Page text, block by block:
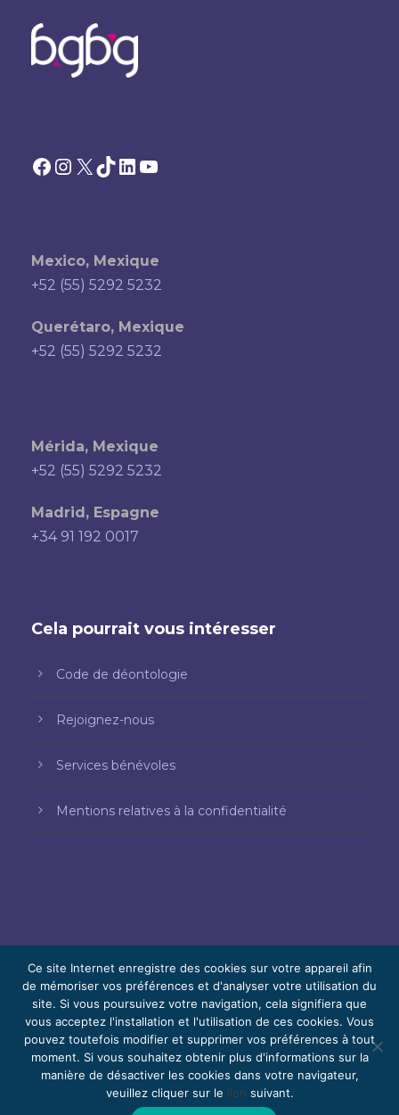
Facebook Instagram X TikTok LinkedIn YouTube
Mexico, Mexique
+52 (55) 5292 5232
Querétaro, Mexique
+52 (55) 5292 5232
Mérida, Mexique
+52 (55) 5292 5232
Madrid, Espagne
+34 91 192 0017
Cela pourrait vous intéresser
Code de déontologie
Rejoignez-nous
Services bénévoles
Mentions relatives à la confidentialité
© 2026 Bello, Gallardo, Bonequi et García,
S.C.
Contenu traduit automatiquement. La
précision peut varier selon la langue.
Bénévolat
Rejoignez-nous Webmail
Ce site Internet enregistre des cookies sur votre appareil afin
de mémoriser vos préférences et d'analyser votre utilisation du
site. Si vous poursuivez votre navigation, cela signifiera que
vous acceptez l'installation et l'utilisation de ces cookies. Vous
pouvez toutefois modifier et supprimer vos préférences à tout
moment. Si vous souhaitez obtenir plus d'informations sur la
manière de désactiver les cookies dans votre navigateur,
veuillez cliquer sur le lien suivant.